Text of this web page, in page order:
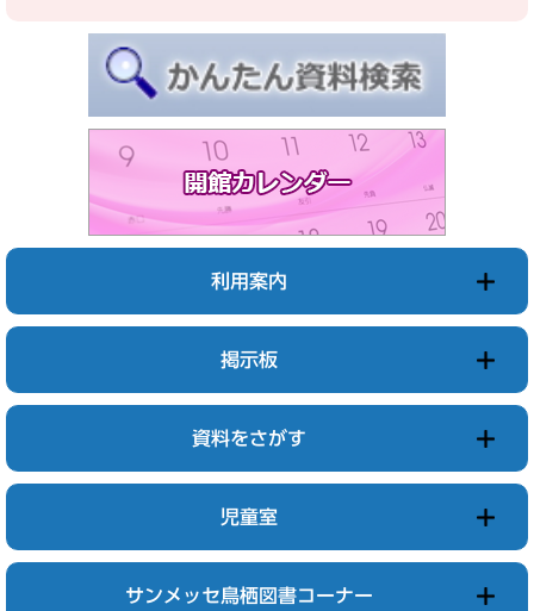
利用案内
掲示板
資料をさがす
児童室
サンメッセ鳥栖図書コーナー